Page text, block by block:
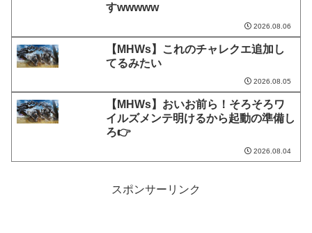
すwwwww
2026.08.06
【MHWs】これのチャレクエ追加し
てるみたい
2026.08.05
【MHWs】おいお前ら！そろそろワ
イルズメンテ明けるから起動の準備し
ろ👉
2026.08.04
スポンサーリンク